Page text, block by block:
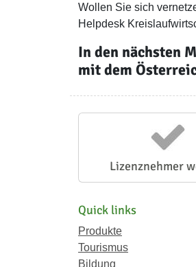
Wollen Sie sich
Helpdesk
In den nächsten
mit dem
Lizenznehmer
Quick links
Produkte
Tourismus
Bildung